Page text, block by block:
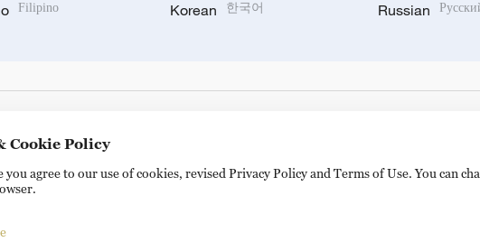
Filipino Korean 한국어 Russian
备20000184号
Cookie Policy
agree to our use of cookies, revised Privacy Policy and Terms of Use. You can